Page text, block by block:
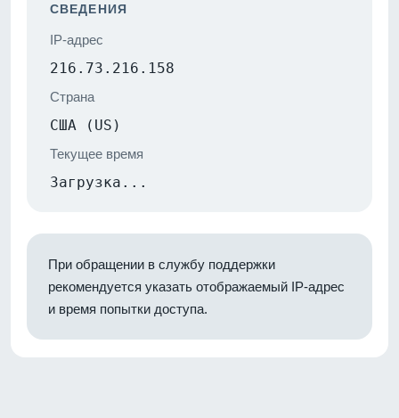
СВЕДЕНИЯ
IP-адрес
216.73.216.158
Страна
США (US)
Текущее время
Загрузка...
При обращении в службу поддержки
рекомендуется указать отображаемый IP-адрес
и время попытки доступа.